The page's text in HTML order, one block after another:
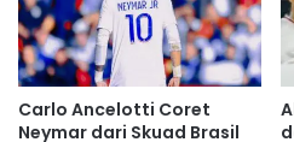
Carlo Ancelotti Coret
Neymar dari Skuad Brasil